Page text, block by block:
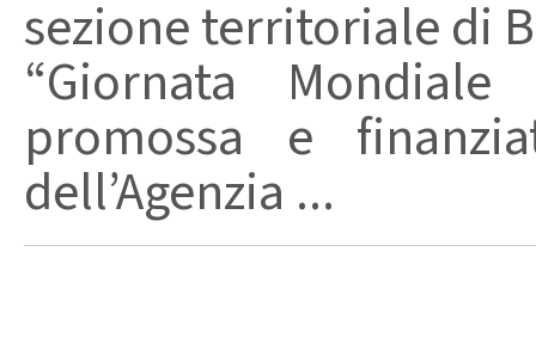
sezione territoriale di
“Giornata
promossa e
dell’Agenzia ...